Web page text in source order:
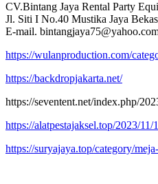
CV.Bintang Jaya Rental Party
Jl. Siti I No.40 Mustika Jaya
E-mail.
https://wulanproduction.com/
https://backdropjakarta.net/
https://seventent.net/index.php/
https://alatpestajaksel.top/2023/
https://suryajaya.top/category/